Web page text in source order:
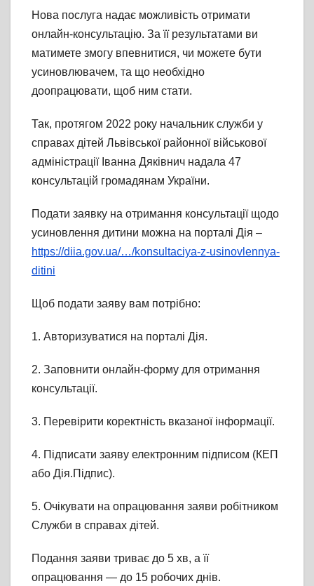
Нова послуга надає можливість отримати
онлайн-консультацію. За її результатами ви
матимете змогу впевнитися, чи можете бути
усиновлювачем, та що необхідно
доопрацювати, щоб ним стати.
Так, протягом 2022 року начальник служби у
справах дітей Львівської районної військової
адміністрації Іванна Дяківнич надала 47
консультацій громадянам України.
Подати заявку на отримання консультації щодо
усиновлення дитини можна на порталі Дія –
https://diia.gov.ua/…/konsultaciya-z-usinovlennya-
ditini
Щоб подати заяву вам потрібно:
1. Авторизуватися на порталі Дія.
2. Заповнити онлайн-форму для отримання
консультації.
3. Перевірити коректність вказаної інформації.
4. Підписати заяву електронним підписом (КЕП
або Дія.Підпис).
5. Очікувати на опрацювання заяви робітником
Служби в справах дітей.
Подання заяви триває до 5 хв, а її
опрацювання — до 15 робочих днів.